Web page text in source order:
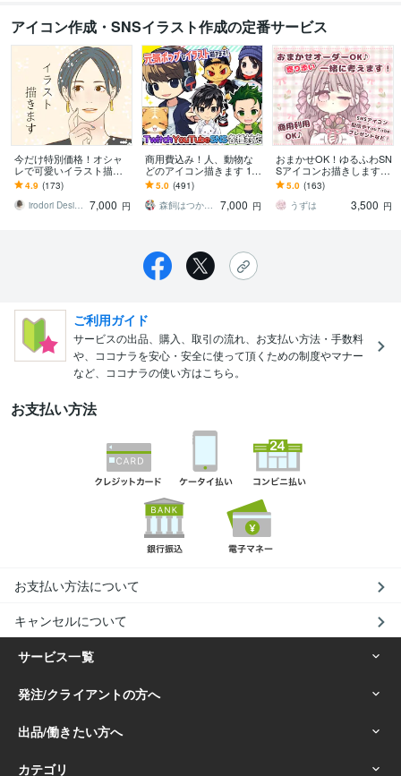
アイコン作成・SNSイラスト作成の定番サービス
今だけ特別価格！オシャ
レで可愛いイラスト描き
ます 商用利用も◎あなた
だけの素敵なイラスト描
きます♪
4.9 (173)
irodori Design05 7,000 円
商用費込み！人、動物な
どのアイコン描きます 1.5
～3頭身、男性でも使いや
すいちびキャライラスト
です。
5.0 (491)
森飼はつか／ｲﾗｽﾄﾚｰﾀｰ
7,000 円
おまかせOK！ゆるふわSN
Sアイコンお描きします
商用OK！実績400件超
え！初心者さまでも安心♥
5.0 (163)
うずは
3,500 円
ご利用ガイド
サービスの出品、購入、取引の流れ、お支払い方法・手数料
や、ココナラを安心・安全に使って頂くための制度やマナー
など、ココナラの使い方はこちら。
お支払い方法
お支払い方法について
キャンセルについて